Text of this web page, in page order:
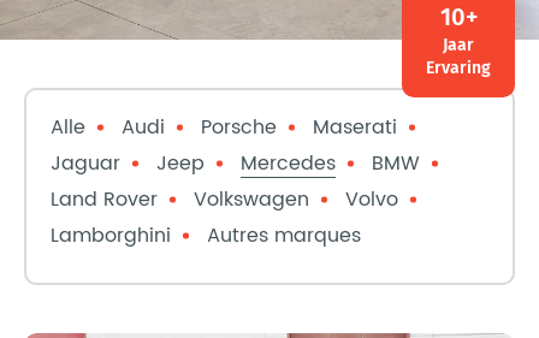
10+
Jaar
Ervaring
Alle Audi Porsche
Maserati
Jaguar
Jeep Mercedes
BMW
Land Rover
Volkswagen
Volvo
Lamborghini
Autres marques